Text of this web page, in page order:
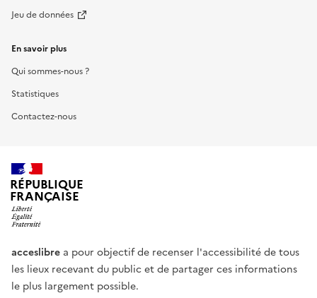
Jeu de données
En savoir plus
Qui sommes-nous ?
Statistiques
Contactez-nous
RÉPUBLIQUE
FRANÇAISE
acceslibre a pour objectif de recenser l'accessibilité de tous
les lieux recevant du public et de partager ces informations
le plus largement possible.